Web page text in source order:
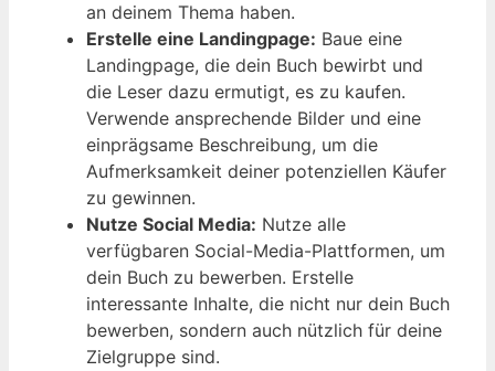
an deinem Thema haben.
Erstelle eine Landingpage: Baue eine
Landingpage, die dein Buch bewirbt und
die Leser dazu ermutigt, es zu kaufen.
Verwende ansprechende Bilder und eine
einprägsame Beschreibung, um die
Aufmerksamkeit deiner potenziellen Käufer
zu gewinnen.
Nutze Social Media: Nutze alle
verfügbaren Social-Media-Plattformen, um
dein Buch zu bewerben. Erstelle
interessante Inhalte, die nicht nur dein Buch
bewerben, sondern auch nützlich für deine
Zielgruppe sind.